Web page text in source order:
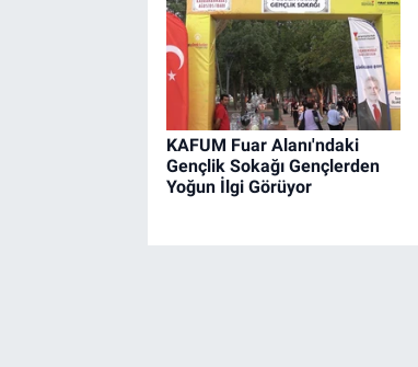
KAFUM Fuar Alanı'ndaki
Gençlik Sokağı Gençlerden
Yoğun İlgi Görüyor